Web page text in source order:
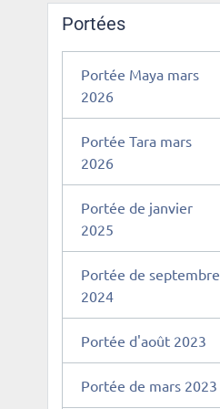
Portées
Portée Maya mars
2026
Portée Tara mars
2026
Portée de janvier
2025
Portée de septembre
2024
Portée d'août 2023
Portée de mars 2023